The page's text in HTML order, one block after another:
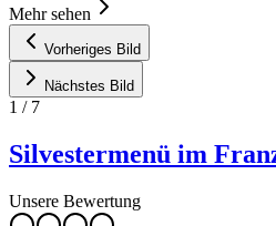
Mehr sehen
Vorheriges Bild
Nächstes Bild
1 / 7
Silvestermenü im
Unsere Bewertung